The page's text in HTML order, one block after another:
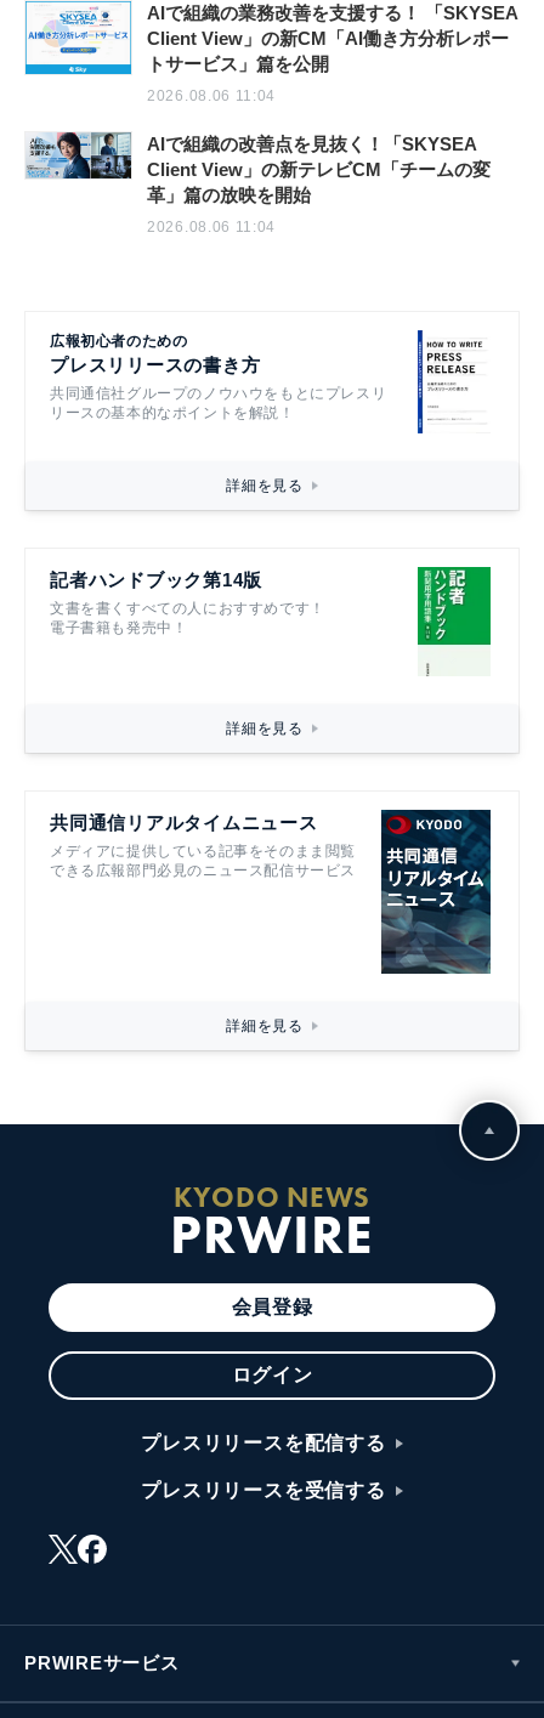
AIで組織の業務改善を支援する！ 「SKYSEA
Client View」の新CM「AI働き方分析レポー
トサービス」篇を公開
2026.08.06 11:04
AIで組織の改善点を見抜く！「SKYSEA
Client View」の新テレビCM「チームの変
革」篇の放映を開始
2026.08.06 11:04
広報初心者のための
プレスリリースの書き方
共同通信社グループのノウハウをもとにプレスリ
リースの基本的なポイントを解説！
詳細を見る
記者ハンドブック第14版
文書を書くすべての人におすすめです！
電子書籍も発売中！
詳細を見る
共同通信リアルタイムニュース
メディアに提供している記事をそのまま閲覧
できる広報部門必見のニュース配信サービス
詳細を見る
KYODO NEWS
PRWIRE
会員登録
ログイン
プレスリリースを配信する
プレスリリースを受信する
PRWIREサービス